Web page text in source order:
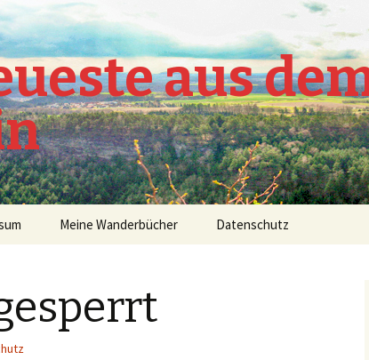
aus
Meine Wanderbücher Datenschutz